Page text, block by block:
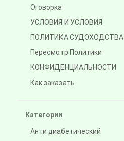
Оговорка
УСЛОВИЯ И УСЛОВИЯ
ПОЛИТИКА СУДОХОДСТВА
Пересмотр Политики
КОНФИДЕНЦИАЛЬНОСТИ
Как заказать
Категории
Анти диабетический